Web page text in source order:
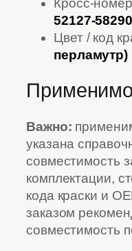
52127-
Цвет / код
перламутр)
Важно:
указана
совместимость
комплектации,
кода краски и
заказом
совместимость